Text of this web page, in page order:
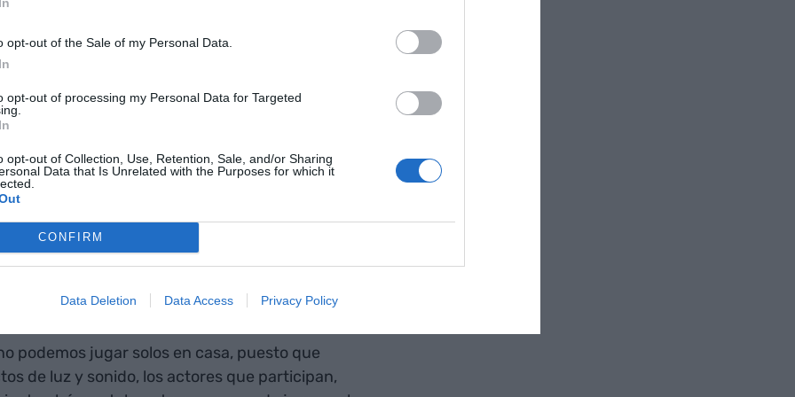
opt-out of the Sale of my Personal Data.
opt-out of processing my Personal Data for Targeted
opt-out of Collection, Use, Retention, Sale, and/or Sharing
Data that Is Unrelated with the Purposes for which it
CONFIRM
Data Deletion Data Access Privacy Policy
salir y
les faltan"
barco holandés que será el escenario del TDP:
fantasma digital con diferentes
para varias empresas a la vez para
edición de la NiceOne.
Experience, de la empresa responsable
Europa,HorroBox, especialistas en ocio y
metros cuadrados para sobrevivir en un
podemos jugar solos en casa, puesto que
de luz y sonido, los actores que participan,